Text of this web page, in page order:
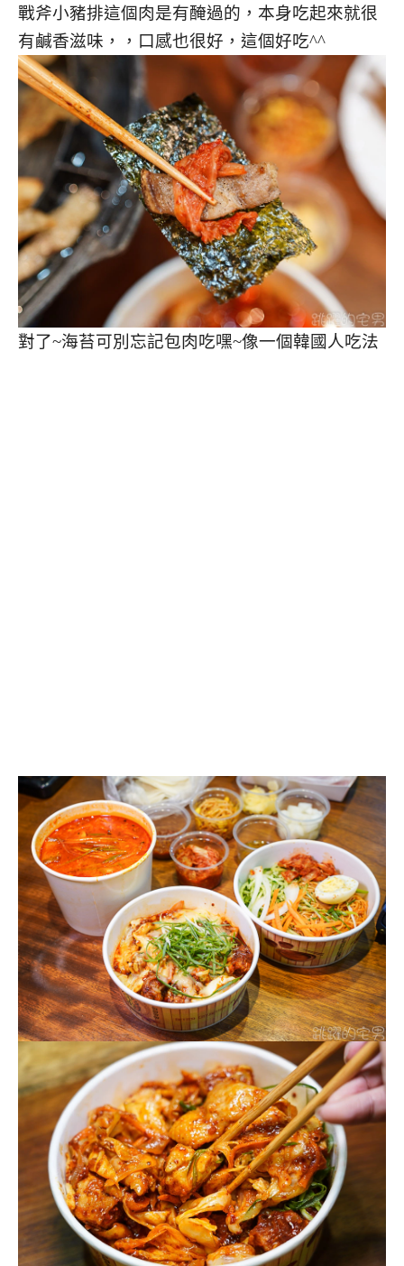
戰斧小豬排這個肉是有醃過的，本身吃起來就很
有鹹香滋味，，口感也很好，這個好吃^^
對了~海苔可別忘記包肉吃嘿~像一個韓國人吃法